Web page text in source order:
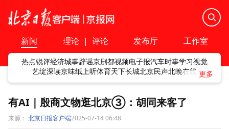
新闻 理论 | 评论 发布厅 工作室
热点锐评经济城事辟谣京剧都视频电子报汽车时事学习视觉
艺绽深读京味纸上听体育天下长城北京民声北晚在线
有AI｜殷商文物逛北京③：胡同来客了
来源： 北京日报客户端2025-07-14 06:48